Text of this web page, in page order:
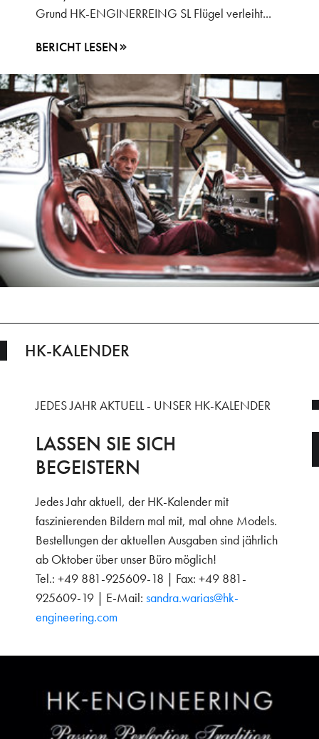
Grund HK-ENGINERREING SL Flügel verleiht...
BERICHT LESEN
HK-KALENDER
JEDES JAHR AKTUELL - UNSER HK-KALENDER
LASSEN SIE SICH
BEGEISTERN
Jedes Jahr aktuell, der HK-Kalender mit
faszinierenden Bildern mal mit, mal ohne Models.
Bestellungen der aktuellen Ausgaben sind jährlich
ab Oktober über unser Büro möglich!
Tel.: +49 881-925609-18 | Fax: +49 881-
925609-19 | E-Mail: sandra.warias@hk-
engineering.com